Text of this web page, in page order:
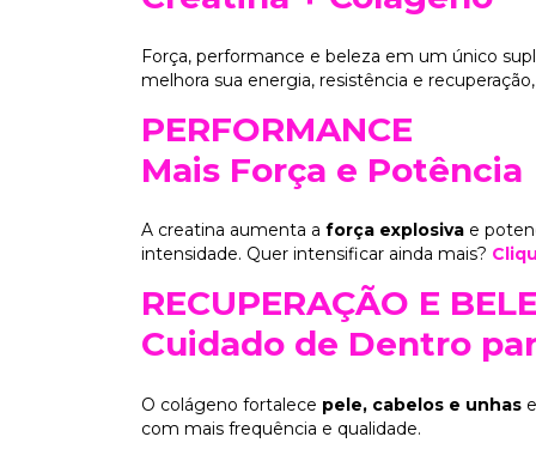
Força, performance e beleza em um único
melhora sua energia, resistência e
PERFORMANCE
Mais Força e Potência
A creatina aumenta a força explosiva e
intensidade. Quer intensificar ainda mais?
RECUPERAÇÃO E
Cuidado de Dentro
O colágeno fortalece pele, cabelos e unhas
com mais frequência e qualidade.